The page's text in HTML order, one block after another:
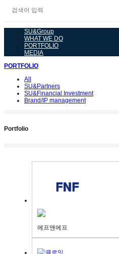
SU&Group
WHAT WE DO
PORTFOLIO
MEDIA
PORTFOLIO
All
SU&Partners
SU&Financial Investment
Brand/IP management
Portfolio
에프앤에프